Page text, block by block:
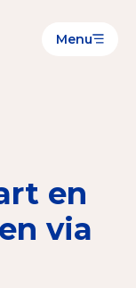
Menu
en
via